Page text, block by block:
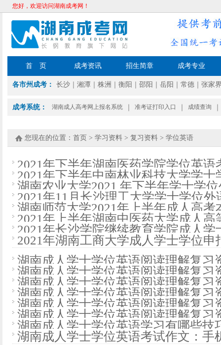
您好，欢迎访问湖南成考网！
首 页 成考资讯 招生简章 成考专业
各市州成考： 长沙 湘潭 株洲 衡阳 邵阳 岳阳 常德 张家
成考系统： 湖南成人高考网上报名系统 准考证打印入口 成绩查询
您现在的位置： 首页 > 学习资料 > 复习资料 > 学位英语
2021年下半年湖南医药学院学位英语
2021年下半年中南林业科技大学学士
湖南农业大学2021 年下半年学士学
知
2021年11月长沙理工大学学士学位
湖南师范大学2021年上半年成人高
考试报名通知
2021年上半年湖南中医药大学成人
的通知
2021年长沙学院继续教育学院成人学
2021年湖南工商大学成人学士学位申
湖南成人学士学位英语阅读理解复习
湖南成人学士学位英语阅读理解复习
湖南成人学士学位英语阅读理解复习
湖南成人学士学位英语阅读理解复习
湖南成人学士学位英语阅读理解复习
湖南成人学士学位英语阅读理解复习
湖南成人学士学位英语学习有哪些技
湖南成人学士学位英语考试作文：手